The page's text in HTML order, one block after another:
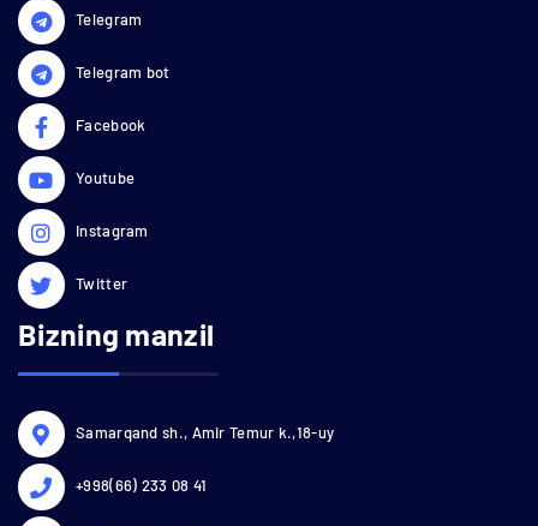
Telegram
Telegram bot
Facebook
Youtube
Instagram
Twitter
Bizning manzil
Samarqand sh., Amir Temur k.,18-uy
+998(66) 233 08 41